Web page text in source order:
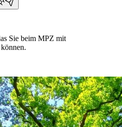
Sie beim MPZ mit